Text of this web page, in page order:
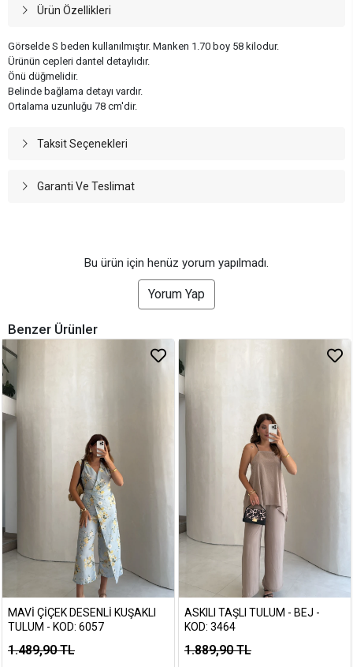
Ürün Özellikleri
Görselde S beden kullanılmıştır. Manken 1.70 boy 58 kilodur.
Ürünün cepleri dantel detaylıdır.
Önü düğmelidir.
Belinde bağlama detayı vardır.
Ortalama uzunluğu 78 cm'dir.
Taksit Seçenekleri
Garanti Ve Teslimat
Bu ürün için henüz yorum yapılmadı.
Yorum Yap
Benzer Ürünler
MAVI ÇIÇEK DESENLI KUŞAKLI
TULUM - KOD: 6057
1.489,90 TL
ASKILI TAŞLI TULUM - BEJ -
KOD: 3464
1.889,90 TL